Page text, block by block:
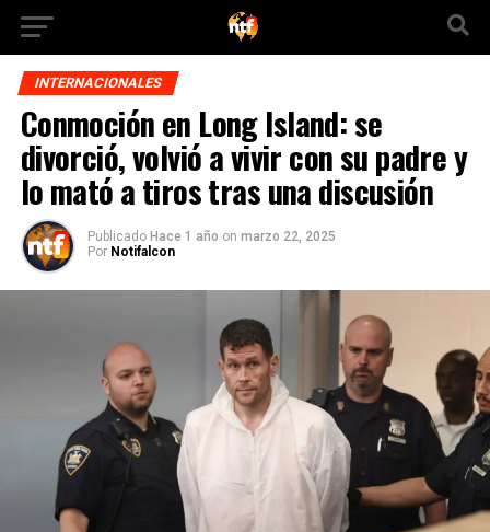
INTERNACIONALES
Conmoción en Long Island: se
divorció, volvió a vivir con su padre y
lo mató a tiros tras una discusión
Publicado Hace 1 año on marzo 22, 2025
Por Notifalcon